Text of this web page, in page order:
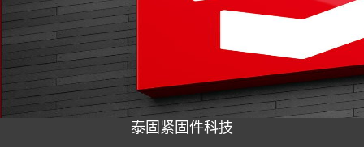
泰固紧固件科技